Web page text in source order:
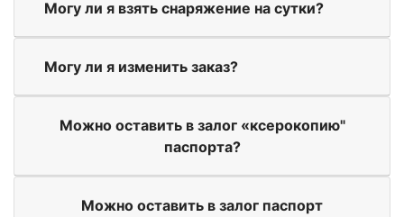
Могу ли я взять снаряжение на сутки?
Могу ли я изменить заказ?
Можно оставить в залог «ксерокопию"
паспорта?
Можно оставить в залог паспорт